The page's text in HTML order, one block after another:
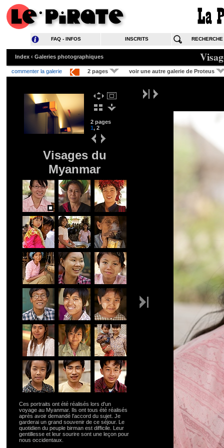
FAQ - INFOS INSCRITS RECHERCHE
Index ‹ Galeries photographiques
commenter la galerie 2 pages voir une autre galerie de Proteus
2 pages
1, 2
Visages du
Myanmar
Ces portraits ont été réalisés lors d'un
voyage au Myanmar. Ils ont tous été réalisés
après avoir demandé l'accord du sujet. Je
garderai un grand souvenir de ce séjour. Le
quotidien du peuple birman est difficile. Leur
gentillesse et leur sourire sont une leçon pour
nous occidentaux.